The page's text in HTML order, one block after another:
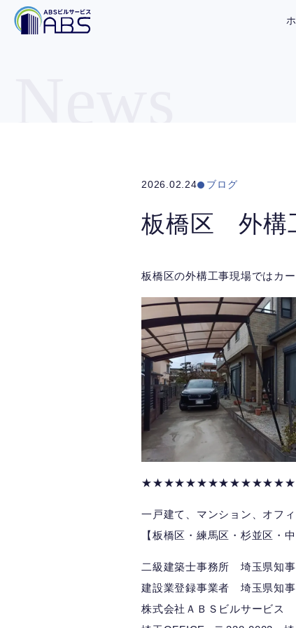
2026.02.24 ブログ
板橋区 外構
板橋区の外構工事現場ではカ
一戸建て、マンション、オフ
【板橋区・練馬区・杉並区・
二級建築士事務所 埼玉県知
建設業登録事業者 埼玉県知
株式会社ＡＢＳビルサービス